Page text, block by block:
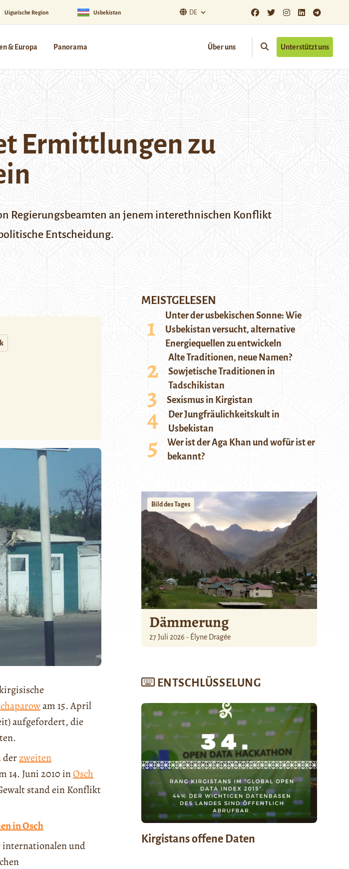
Uigurische Region Usbekistan DE
& Europa Panorama Über uns Unterstützt uns
Ermittlungen zu
Regierungsbeamten an jenem interethnischen Konflikt
Entscheidung.
am 15. April
aufgefordert, die
derzweiten
14. Juni 2010 inOsch
stand ein Konflikt
in Osch
internationalen und
MEISTGELESEN
Unter der usbekischen Sonne: Wie
Usbekistan versucht, alternative
Energiequellen zu entwickeln
Alte Traditionen, neue Namen?
Sowjetische Traditionen in
Tadschikistan
Sexismus in Kirgistan
Der Jungfräulichkeitskult in
Usbekistan
Wer ist der Aga Khan und wofür ist er
bekannt?
Bild des Tages
Dämmerung
27 Juli 2026 - Élyne Dragée
ENTSCHLÜSSELUNG
Kirgistans offene Daten